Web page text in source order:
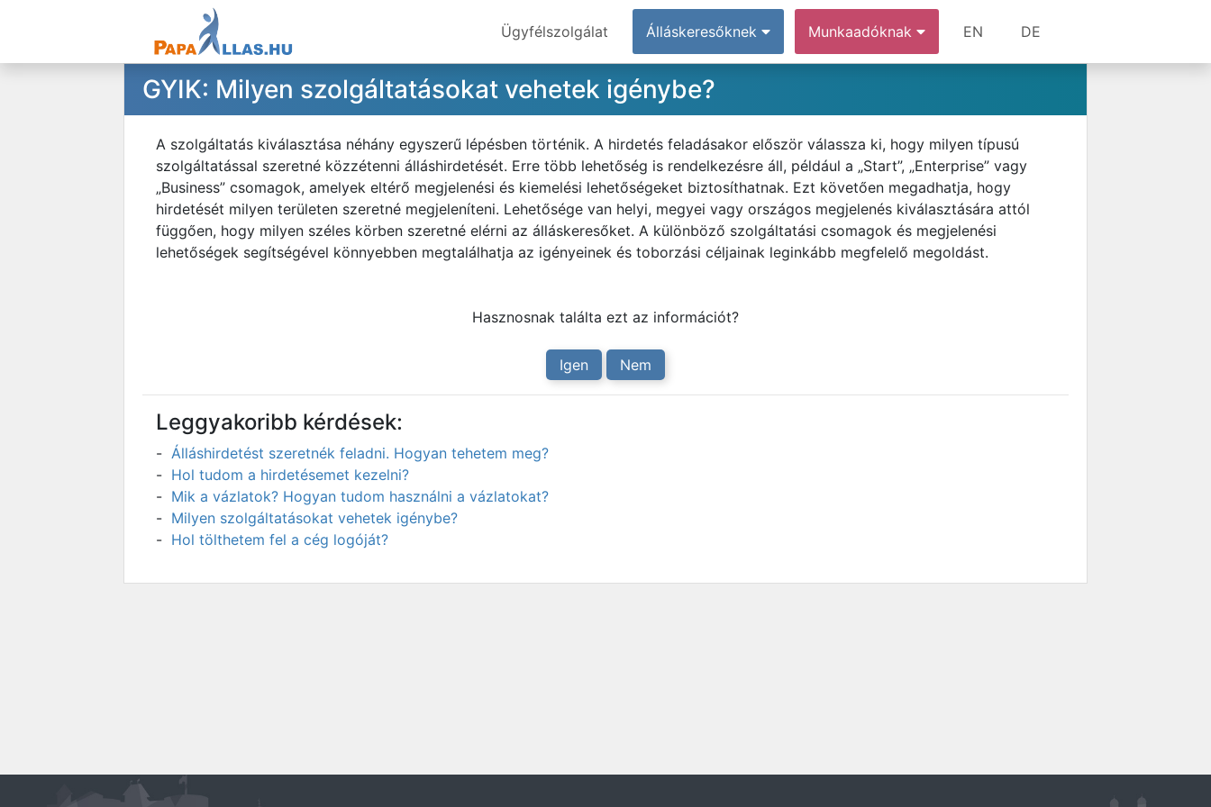
Ügyfélszolgálat Álláskeresőknek Munkaadóknak EN DE
GYIK: Milyen szolgáltatásokat vehetek igénybe?
A szolgáltatás kiválasztása néhány egyszerű lépésben történik. A hirdetés feladásakor először válassza ki, hogy milyen típusú
szolgáltatással szeretné közzétenni álláshirdetését. Erre több lehetőség is rendelkezésre áll, például a „Start”, „Enterprise” vagy
„Business” csomagok, amelyek eltérő megjelenési és kiemelési lehetőségeket biztosíthatnak. Ezt követően megadhatja, hogy
hirdetését milyen területen szeretné megjeleníteni. Lehetősége van helyi, megyei vagy országos megjelenés kiválasztására attól
függően, hogy milyen széles körben szeretné elérni az álláskeresőket. A különböző szolgáltatási csomagok és megjelenési
lehetőségek segítségével könnyebben megtalálhatja az igényeinek és toborzási céljainak leginkább megfelelő megoldást.
Hasznosnak találta ezt az információt?
Igen Nem
Leggyakoribb kérdések:
Álláshirdetést szeretnék feladni. Hogyan tehetem meg?
Hol tudom a hirdetésemet kezelni?
Mik a vázlatok? Hogyan tudom használni a vázlatokat?
Milyen szolgáltatásokat vehetek igénybe?
Hol tölthetem fel a cég logóját?